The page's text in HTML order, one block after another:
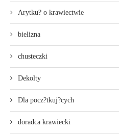
Arytku? o krawiectwie
bielizna
chusteczki
Dekolty
Dla pocz?tkuj?cych
doradca krawiecki